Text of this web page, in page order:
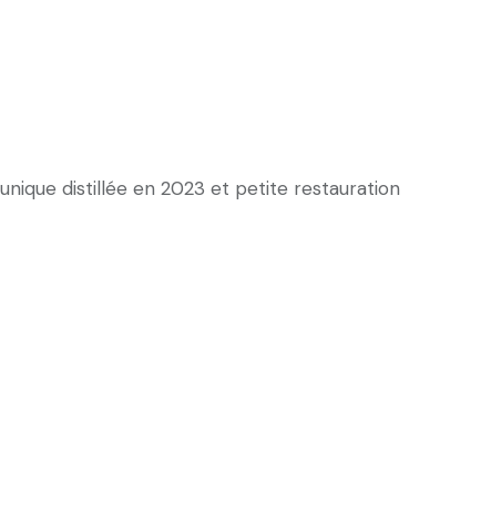
distillée en 2023 et petite restauration